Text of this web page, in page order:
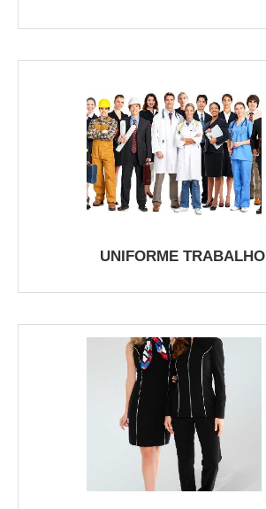
UNIFORME TRABALHO